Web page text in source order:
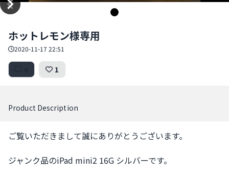
ホットレモン様専用
2020-11-17 22:51
1
Product Description
ご覧いただきまして誠にありがとうございます。
ジャンク品のiPad mini2 16G シルバーです。